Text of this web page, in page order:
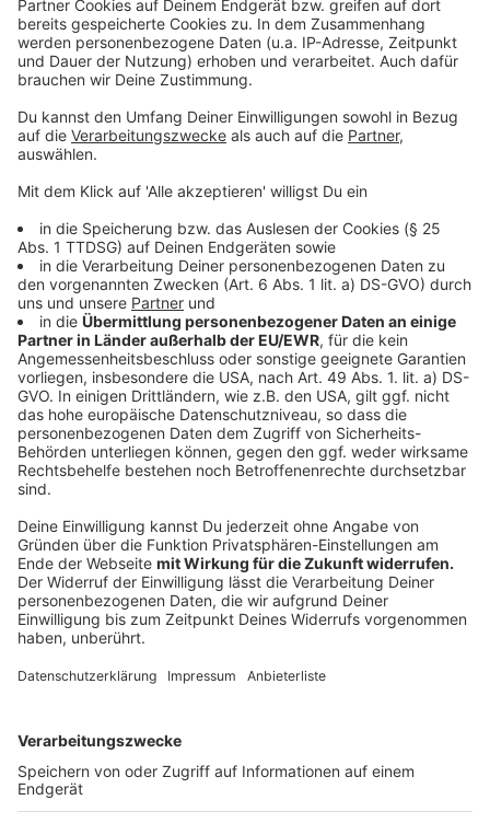
nicht große Sorgen machen müssen
Anzeige
Trotzdem kann es langfristig Konsequenzen geben,
um die Umwelt zu schützen. Die Europäische
Chemikalien-Agentur (ECHA) habe Vorschläge
entwickelt, wie der Einlass von Mikroplastik in die
Umwelt reduziert werden könne. In einem ersten
Bericht ist davon die Rede, Gummi-Granulat auf die
Verbotsliste der sogenannten REACH-Verordnung zu
setzen. Aufgrund diverser Regularien und
Gesetzeswege bzw- hürden, sei Berichten zufolge ein
Verbot aber noch in ganz weite Ferne gerückt.
Bevor Fußball-Vereine oder Fans verzweifeln:
Kunstrasenplätze allgemein seien nicht das Problem,
sondern eben das Gummi-Granulat. Genau dies könnte
Kunstrasenplätze an sich haben im Vergleich sogar
eine gute Klimabilanz, sagt der Forscher vom
Fraunhofer-Institut: "Wenn wir den Kunstrasenplatz
mit Hallenbädern oder Fitnessstudios, schneidet er
hervorragend ab. Der Rasen muss nicht beheizt
werden und kann fast das gesamte Jahr über genutzt.
Autoren: Sascha Faßbender & Joachim Schultheis
Anzeige